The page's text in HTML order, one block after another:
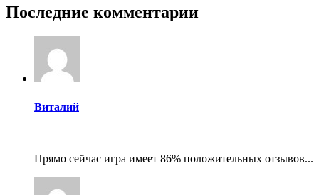
Последние комментарии
Виталий
Прямо сейчас игра имеет 86% положительных отзывов...